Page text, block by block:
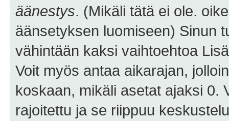
äänestys. (Mikäli tätä ei ole.
äänsetyksen luomiseen) Sinun
vähintään kaksi vaihtoehtoa
Voit myös antaa aikarajan,
koskaan, mikäli asetat ajaksi 0.
rajoitettu ja se riippuu